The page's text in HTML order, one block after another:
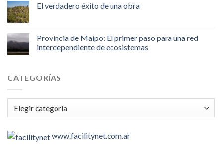
El verdadero éxito de una obra
Provincia de Maipo: El primer paso para una red
interdependiente de ecosistemas
CATEGORÍAS
Categorías
www.facilitynet.com.ar